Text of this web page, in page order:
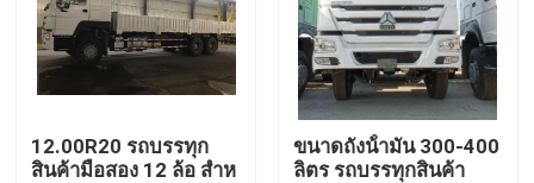
ขอใบเสนอราคา
รถบรรทุกขยะมือสอง
รถบรรทุกดัมพ์มือสอง
12.00R20 รถบรรทุก
สินค้ามือสอง 12 ล้อ สําห
ขนาดถังน้ํามัน 300-400
ลิตร รถบรรทุกสินค้า